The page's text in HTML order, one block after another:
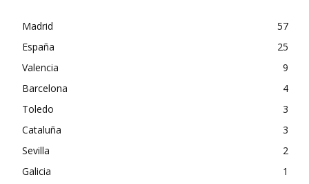
Madrid
57
España
25
Valencia
9
Barcelona
4
Toledo
3
Cataluña
3
Sevilla
2
Galicia
1